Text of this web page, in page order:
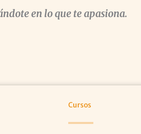
en lo que te apasiona.
Cursos